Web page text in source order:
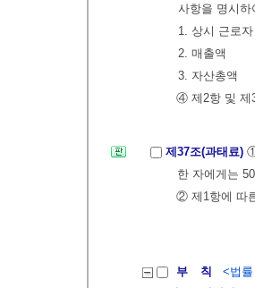
사항을 명시
1. 상시 근로
2. 매출액
3. 자산총액
④ 제2항 및 제
제37조(과태료)
한 자에게는
② 제1항에 따
부 칙
<법